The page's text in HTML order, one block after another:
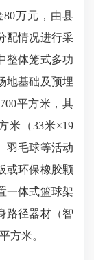
万元，由县
配情况进行采
整体笼式多功
地基础及预埋
平方米，其
米（33米×19
羽毛球等活动
或环保橡胶颗
一体式篮球架
路径器材（智
方米。